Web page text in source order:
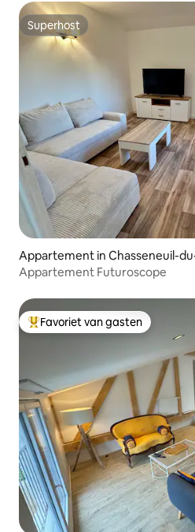
Superhost
Superhost
Appartement in Chasseneuil-
Appartement Futuroscope
Topfavoriet van gasten
Favoriet van gasten